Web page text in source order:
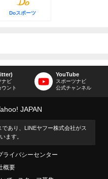
Doスポーツ
ナビ
ント
YouTube
スポーツナビ
公式チャンネル
JAPAN
あり、LINEヤフー株式会社がス
ます。
ライバシーセンター
概要